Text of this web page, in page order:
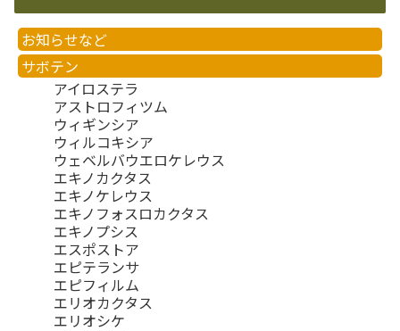
お知らせなど
サボテン
アイロステラ
アストロフィツム
ウィギンシア
ウィルコキシア
ウェベルバウエロケレウス
エキノカクタス
エキノケレウス
エキノフォスロカクタス
エキノプシス
エスポストア
エピテランサ
エピフィルム
エリオカクタス
エリオシケ